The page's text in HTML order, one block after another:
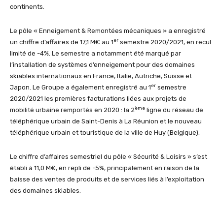
continents.
Le pôle « Enneigement & Remontées mécaniques » a enregistré
un chiffre d’affaires de 17,1 M€ au 1er semestre 2020/2021, en recul
limité de -4%. Le semestre a notamment été marqué par
l’installation de systèmes d’enneigement pour des domaines
skiables internationaux en France, Italie, Autriche, Suisse et
Japon. Le Groupe a également enregistré au 1er semestre
2020/2021 les premières facturations liées aux projets de
mobilité urbaine remportés en 2020 : la 2ème ligne du réseau de
téléphérique urbain de Saint-Denis à La Réunion et le nouveau
téléphérique urbain et touristique de la ville de Huy (Belgique).
Le chiffre d’affaires semestriel du pôle « Sécurité & Loisirs » s’est
établi à 11,0 M€, en repli de -5%, principalement en raison de la
baisse des ventes de produits et de services liés à l’exploitation
des domaines skiables.